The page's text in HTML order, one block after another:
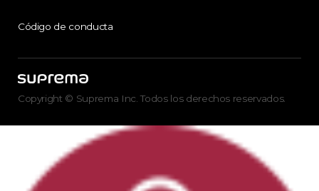
Código de conducta
Copyright © Suprema Inc. Todos los derechos reservados.